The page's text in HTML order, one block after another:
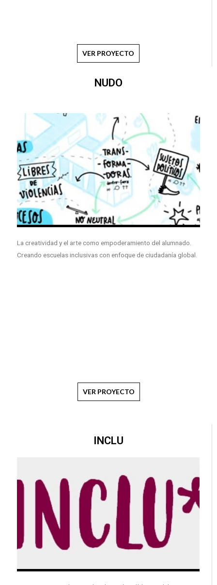
VER PROYECTO
NUDO
La creatividad y el arte como empoderamiento del alumnado.
Creando escuelas inclusivas con enfoque de ciudadanía global.
VER PROYECTO
INCLU